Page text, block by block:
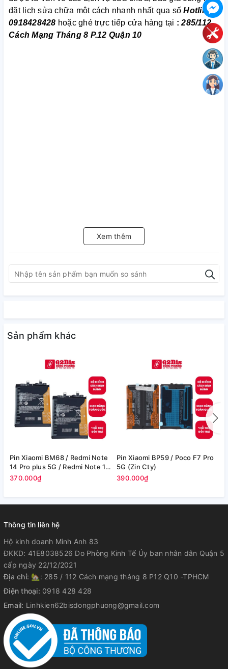
đặt lịch sửa chữa một cách nhanh nhất qua sốHotline:
0918428428 hoặc ghé trực tiếp cửa hàng tại :285/112
Cách Mạng Tháng 8 P.12 Quận 10
Xem thêm
Sản phẩm khác
Pin Xiaomi BM68 / Redmi Note
14 Pro plus 5G / Redmi Note 14
Pro+ 5G - 6200mAh (Zin Cty)
370.000₫
Pin Xiaomi BP59 / Poco F7 Pro
5G (Zin Cty)
390.000₫
Thông tin liên hệ
Hộ kinh doanh Minh Anh 83
ĐKKD: 41E8038526 Do Phòng Kinh Tế Ủy ban nhân dân Quận 5
cấp ngày 22/12/2021
Địa chỉ: 🏡: 285 / 112 Cách mạng tháng 8 P12 Q10 -TPHCM
Điện thoại: 0918 428 428
Email: Linhkien62bisdongphuong@gmail.com